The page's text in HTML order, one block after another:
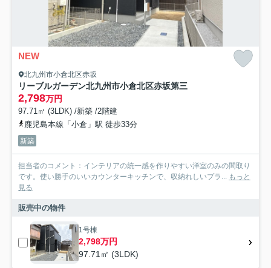
NEW
北九州市小倉北区赤坂
リーブルガーデン北九州市小倉北区赤坂第三
2,798万円
97.71㎡ (3LDK) /新築 /2階建
鹿児島本線「小倉」駅 徒歩33分
新築
担当者のコメント：インテリアの統一感を作りやすい洋室のみの間取り
です。使い勝手のいいカウンターキッチンで、収納れしいプラ... もっと
見る
販売中の物件
1号棟
2,798万円
97.71㎡ (3LDK)